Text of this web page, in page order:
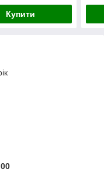
Купити